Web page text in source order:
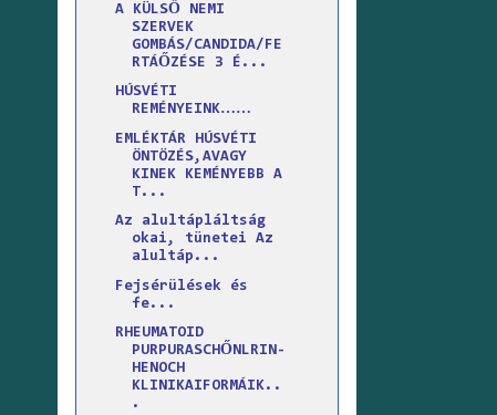
A KÜLSŐ NEMI
SZERVEK
GOMBÁS/CANDIDA/FE
RTÁŐZÉSE 3 É...
HÚSVÉTI
REMÉNYEINK……
EMLÉKTÁR HÚSVÉTI
ÖNTÖZÉS,AVAGY
KINEK KEMÉNYEBB A
T...
Az alultápláltság
okai, tünetei Az
alultáp...
Fejsérülések és
fe...
RHEUMATOID
PURPURASCHŐNLRIN-
HENOCH
KLINIKAIFORMÁIK..
.